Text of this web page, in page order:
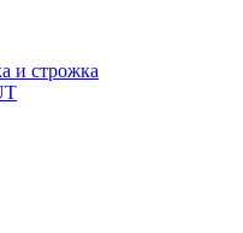
и строжка